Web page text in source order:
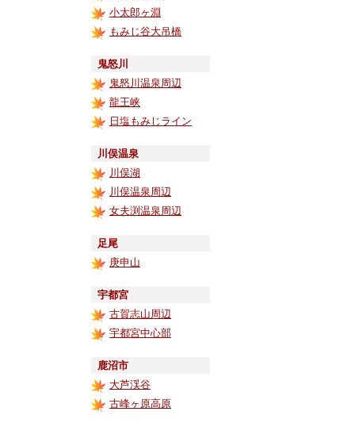
小太郎ヶ淵
もみじ谷大吊橋
鬼怒川
鬼怒川温泉周辺
龍王峡
日塩もみじライン
川俣温泉
川俣湖
川俣温泉周辺
女夫渕温泉周辺
足尾
庚申山
宇都宮
古賀志山周辺
宇都宮中心部
鹿沼市
大芦渓谷
古峰ヶ原高原